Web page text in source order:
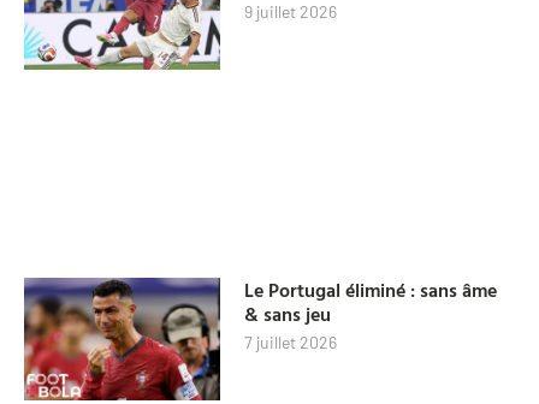
9 juillet 2026
Le Portugal éliminé : sans âme
& sans jeu
7 juillet 2026